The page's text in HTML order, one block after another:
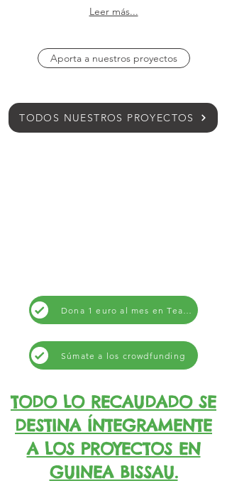
Leer más...
Aporta a nuestros proyectos
TODOS NUESTROS PROYECTOS
Súmate a los crowdfunding
TODO LO RECAUDADO SE
DESTINA ÍNTEGRAMENTE
A LOS PROYECTOS EN
GUINEA BISSAU.